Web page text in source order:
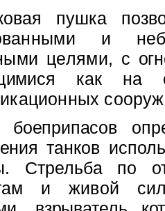
пушка
ванными и
целями, с
как на
боеприпасов
танков
Стрельба по
и живой